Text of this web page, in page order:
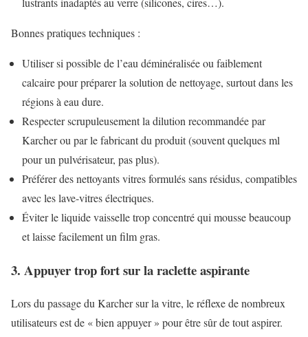
Bonnes pratiques techniques :
Utiliser si possible de l’eau déminéralisée ou faiblement
calcaire pour préparer la solution de nettoyage, surtout dans les
régions à eau dure.
Respecter scrupuleusement la dilution recommandée par
Karcher ou par le fabricant du produit (souvent quelques ml
pour un pulvérisateur, pas plus).
Préférer des nettoyants vitres formulés sans résidus, compatibles
avec les lave-vitres électriques.
Éviter le liquide vaisselle trop concentré qui mousse beaucoup
et laisse facilement un film gras.
3. Appuyer trop fort sur la raclette aspirante
Lors du passage du Karcher sur la vitre, le réflexe de nombreux
utilisateurs est de « bien appuyer » pour être sûr de tout aspirer.